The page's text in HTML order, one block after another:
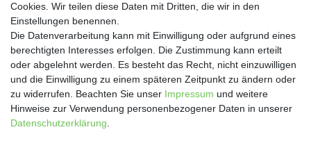
SOCIAL
Cookies. Wir teilen diese Daten mit Dritten, die wir in den
Einstellungen benennen.
Die Datenverarbeitung kann mit Einwilligung oder aufgrund eines
berechtigten Interesses erfolgen. Die Zustimmung kann erteilt
oder abgelehnt werden. Es besteht das Recht, nicht einzuwilligen
und die Einwilligung zu einem späteren Zeitpunkt zu ändern oder
zu widerrufen. Beachten Sie unser Impressum und weitere
Hinweise zur Verwendung personenbezogener Daten in unserer
Daten­schutz­erklärung